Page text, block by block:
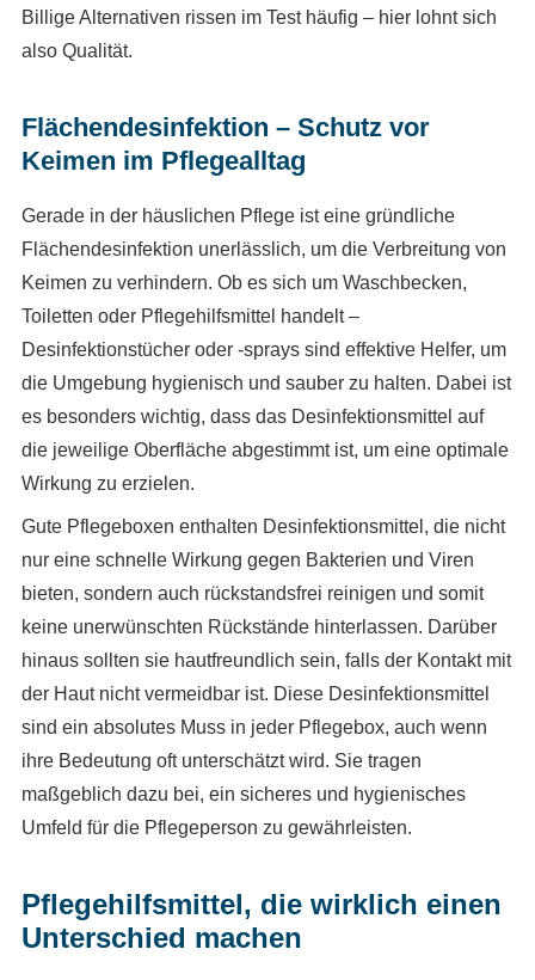
Billige Alternativen rissen im Test häufig – hier lohnt sich
also Qualität.
Flächendesinfektion – Schutz vor
Keimen im Pflegealltag
Gerade in der häuslichen Pflege ist eine gründliche
Flächendesinfektion unerlässlich, um die Verbreitung von
Keimen zu verhindern. Ob es sich um Waschbecken,
Toiletten oder Pflegehilfsmittel handelt –
Desinfektionstücher oder -sprays sind effektive Helfer, um
die Umgebung hygienisch und sauber zu halten. Dabei ist
es besonders wichtig, dass das Desinfektionsmittel auf
die jeweilige Oberfläche abgestimmt ist, um eine optimale
Wirkung zu erzielen.
Gute Pflegeboxen enthalten Desinfektionsmittel, die nicht
nur eine schnelle Wirkung gegen Bakterien und Viren
bieten, sondern auch rückstandsfrei reinigen und somit
keine unerwünschten Rückstände hinterlassen. Darüber
hinaus sollten sie hautfreundlich sein, falls der Kontakt mit
der Haut nicht vermeidbar ist. Diese Desinfektionsmittel
sind ein absolutes Muss in jeder Pflegebox, auch wenn
ihre Bedeutung oft unterschätzt wird. Sie tragen
maßgeblich dazu bei, ein sicheres und hygienisches
Umfeld für die Pflegeperson zu gewährleisten.
Pflegehilfsmittel, die wirklich einen
Unterschied machen